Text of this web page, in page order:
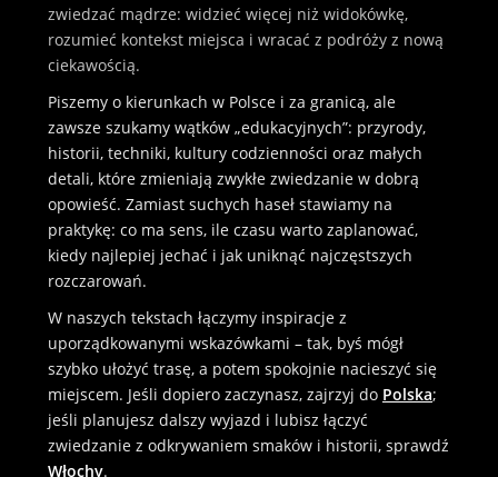
zwiedzać mądrze: widzieć więcej niż widokówkę,
rozumieć kontekst miejsca i wracać z podróży z nową
ciekawością.
Piszemy o kierunkach w Polsce i za granicą, ale
zawsze szukamy wątków „edukacyjnych”: przyrody,
historii, techniki, kultury codzienności oraz małych
detali, które zmieniają zwykłe zwiedzanie w dobrą
opowieść. Zamiast suchych haseł stawiamy na
praktykę: co ma sens, ile czasu warto zaplanować,
kiedy najlepiej jechać i jak uniknąć najczęstszych
rozczarowań.
W naszych tekstach łączymy inspiracje z
uporządkowanymi wskazówkami – tak, byś mógł
szybko ułożyć trasę, a potem spokojnie nacieszyć się
miejscem. Jeśli dopiero zaczynasz, zajrzyj do Polska;
jeśli planujesz dalszy wyjazd i lubisz łączyć
zwiedzanie z odkrywaniem smaków i historii, sprawdź
Włochy.